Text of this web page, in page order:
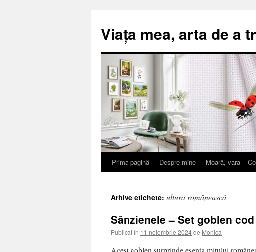
Viața mea, arta de a
Sari
conținut
Prima pagină Despre mine Moară, vara –
Arhive etichete: ultura românească
Sânzienele – Set goblen
Publicat în 11 noiembrie 2024de Monica
Acest goblen surprinde esența mitului